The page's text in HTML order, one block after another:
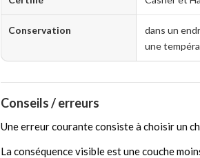
Conservation
dans un
une
Conseils / erreurs
Une erreur courante consiste à choisir un
La conséquence visible est une couche